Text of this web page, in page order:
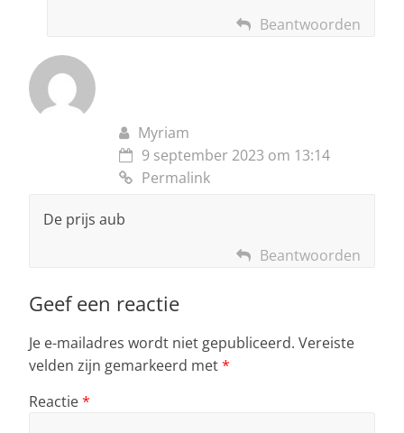
Beantwoorden
Myriam
9 september 2023 om 13:14
Permalink
De prijs aub
Beantwoorden
Geef een reactie
Je e-mailadres wordt niet gepubliceerd. Vereiste
velden zijn gemarkeerd met*
Reactie*